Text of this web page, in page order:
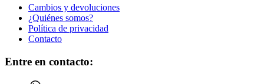
Cambios y devoluciones
¿Quiénes somos?
Política de privacidad
Contacto
Entre en contacto: